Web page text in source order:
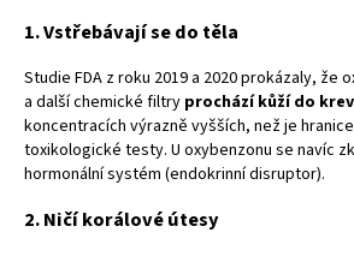
1. Vstřebávají se do těla
Studie FDA z roku 2019 a 2020 prokázaly, že
a další chemické filtry prochází kůží do
koncentracích výrazně vyšších, než je
toxikologické testy. U oxybenzonu se navíc
hormonální systém (endokrinní disruptor).
2. Ničí korálové útesy